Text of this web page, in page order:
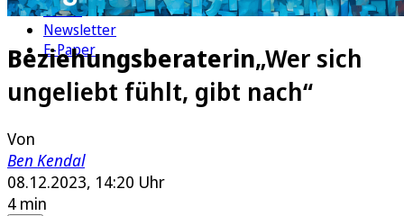
Rätsel
Newsletter
E-Paper
Beziehungsberaterin„Wer sich
ungeliebt fühlt, gibt nach“
Von
Ben Kendal
08.12.2023, 14:20 Uhr
4 min